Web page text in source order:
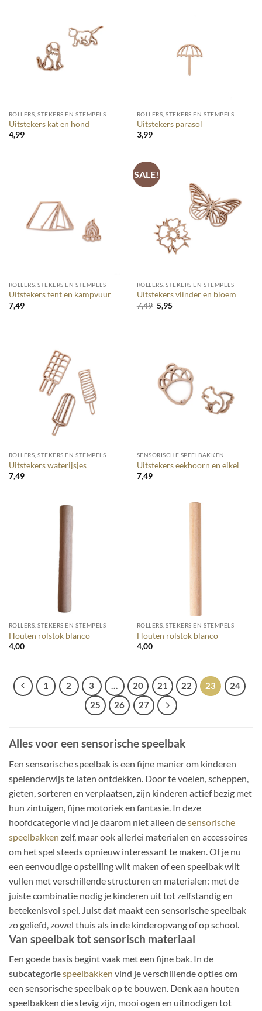
ROLLERS, STEKERS EN STEMPELS
Uitstekers kat en hond
4,99
ROLLERS, STEKERS EN STEMPELS
Uitstekers parasol
3,99
ROLLERS, STEKERS EN STEMPELS
Uitstekers tent en kampvuur
7,49
SALE!
ROLLERS, STEKERS EN STEMPELS
Uitstekers vlinder en bloem
7,49 Oorspronkelijke
prijs
5,95Huidige
ROLLERS, STEKERS EN STEMPELS
Uitstekers waterijsjes
7,49
SENSORISCHE SPEELBAKKEN
Uitstekers eekhoorn en eikel
7,49
ROLLERS, STEKERS EN STEMPELS
Houten rolstok blanco
4,00
ROLLERS, STEKERS EN STEMPELS
Houten rolstok blanco
4,00
1 2 3 … 20 21 22 23
24
25
26 27
Alles voor een sensorische speelbak
Een sensorische speelbak is een fijne manier om kinderen
spelenderwijs te laten ontdekken. Door te voelen, scheppen,
gieten, sorteren en verplaatsen, zijn kinderen actief bezig met
hun zintuigen, fijne motoriek en fantasie. In deze
hoofdcategorie vind je daarom niet alleen desensorische
speelbakken zelf, maar ook allerlei materialen en accessoires
om het spel steeds opnieuw interessant te maken. Of je nu
een eenvoudige opstelling wilt maken of een speelbak wilt
vullen met verschillende structuren en materialen: met de
juiste combinatie nodig je kinderen uit tot zelfstandig en
betekenisvol spel. Juist dat maakt een sensorische speelbak
zo geliefd, zowel thuis als in de kinderopvang of op school.
Van speelbak tot sensorisch materiaal
Een goede basis begint vaak met een fijne bak. In de
subcategoriespeelbakken vind je verschillende opties om
een sensorische speelbak op te bouwen. Denk aan houten
speelbakken die stevig zijn, mooi ogen en uitnodigen tot